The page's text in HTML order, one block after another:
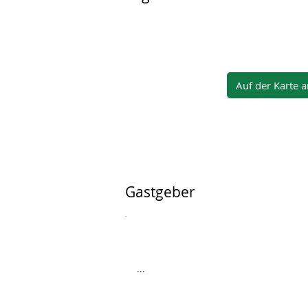
Auf der Karte
Gastgeber
...